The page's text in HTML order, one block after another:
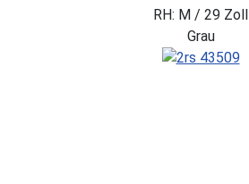
RH: M / 29 Zoll
Grau